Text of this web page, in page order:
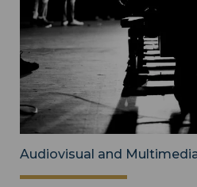
Audiovisual and